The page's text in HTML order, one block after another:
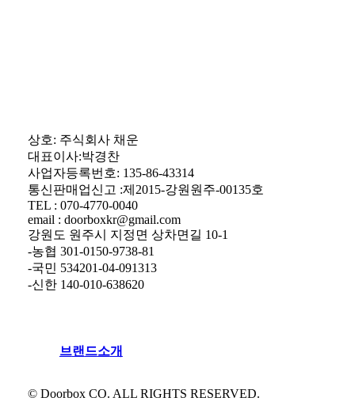
상호: 주식회사 채운
대표이사:박경찬
사업자등록번호: 135-86-43314
통신판매업신고 :제2015-강원원주-00135호
TEL : 070-4770-0040
email : doorboxkr@gmail.com
강원도 원주시 지정면 상차면길 10-1
-농협 301-0150-9738-81
-국민 534201-04-091313
-신한 140-010-638620
브랜 드소개
© Doorbox CO. ALL RIGHTS RESERVED.